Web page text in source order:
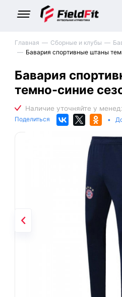
Главная Сборные и клубы
Бавария спортивные штаны
Бавария
темно-синие
Поделиться •